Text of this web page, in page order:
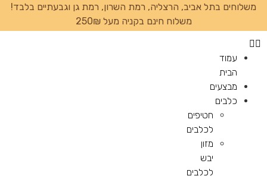
משלוחים בתל אביב, הרצליה, רמת השרון, רמת גן וגבעתיים בלבד!
משלוח חינם בקניה מעל 250₪
עמוד
הבית
מבצעים
כלבים
חטיפים
לכלבים
מזון
יבש
לכלבים